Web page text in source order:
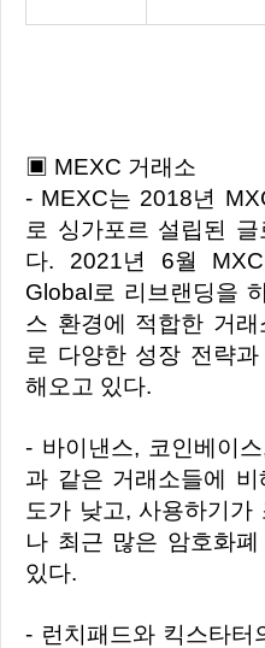
▣ MEXC 거래소
- MEXC는 2018년 MXC Exchange라는 이름으
로 싱가포르 설립된
다. 2021년 6월
Global로 리브랜딩을
스 환경에 적합한 거
로 다양한 성장 전략
해오고 있다.
- 바이낸스, 코인베이스, FTX, 후오비, OKEx 등
과 같은 거래소들에
도가 낮고, 사용하기가
나 최근 많은 암호화
있다.
- 런치패드와 킥스타터의 주기가 굉장히 빠른 편